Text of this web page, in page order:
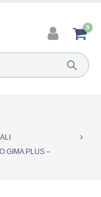
0
GIMA PLUS –